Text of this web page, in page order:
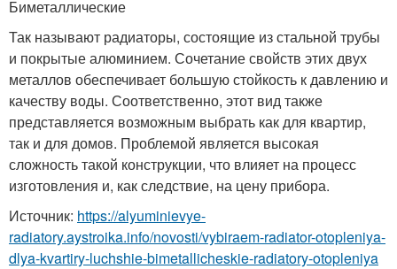
Биметаллические
Так называют радиаторы, состоящие из стальной трубы
и покрытые алюминием. Сочетание свойств этих двух
металлов обеспечивает большую стойкость к давлению и
качеству воды. Соответственно, этот вид также
представляется возможным выбрать как для квартир,
так и для домов. Проблемой является высокая
сложность такой конструкции, что влияет на процесс
изготовления и, как следствие, на цену прибора.
Источник: https://alyuminievye-
radiatory.aystroika.info/novosti/vybiraem-radiator-otopleniya-
dlya-kvartiry-luchshie-bimetallicheskie-radiatory-otopleniya